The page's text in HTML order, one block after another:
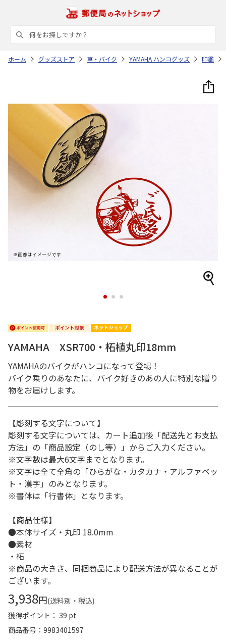
ホーム グッズストア 車・バイク YAMAHA ハンコグッズ 印鑑
1 2 3
YAMAHA XSR700・柘植丸印18mm
YAMAHAのバイクがハンコになって登場！
バイク乗りのあなたに、バイク好きのあの人に特別な贈り
物をお届けします。
【彫刻する文字について】
彫刻する文字については、カート追加後「配送先とお支払
方法」の「商品設定（のし等）」からご入力ください。
※文字数は最大6文字までとなります。
※文字は全て全角の「ひらがな・カタカナ・アルファベッ
ト・漢字」のみとなります。
※書体は「行書体」となります。
【商品仕様】
●本体サイズ・丸印 18.0mm
●素材
・柘
※商品の大きさ、同梱商品により配送方法が異なることが
ございます。
3,938円(送料別・税込)
獲得ポイント： 39 pt
商品番号
9983401597